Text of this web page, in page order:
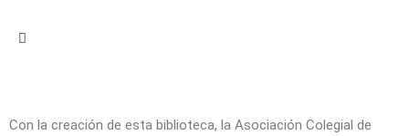
Con la creación de esta biblioteca, la Asociación Colegial de